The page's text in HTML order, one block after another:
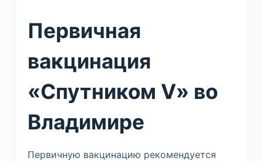
Первичная
вакцинация
«Спутником V» во
Владимире
Первичную вакцинацию рекомендуется